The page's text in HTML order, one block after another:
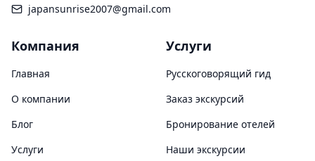
japansunrise2007@gmail.com
Компания
Главная
О компании
Блог
Услуги
Услуги
Русскоговорящий гид
Заказ экскурсий
Бронирование отелей
Наши экскурсии